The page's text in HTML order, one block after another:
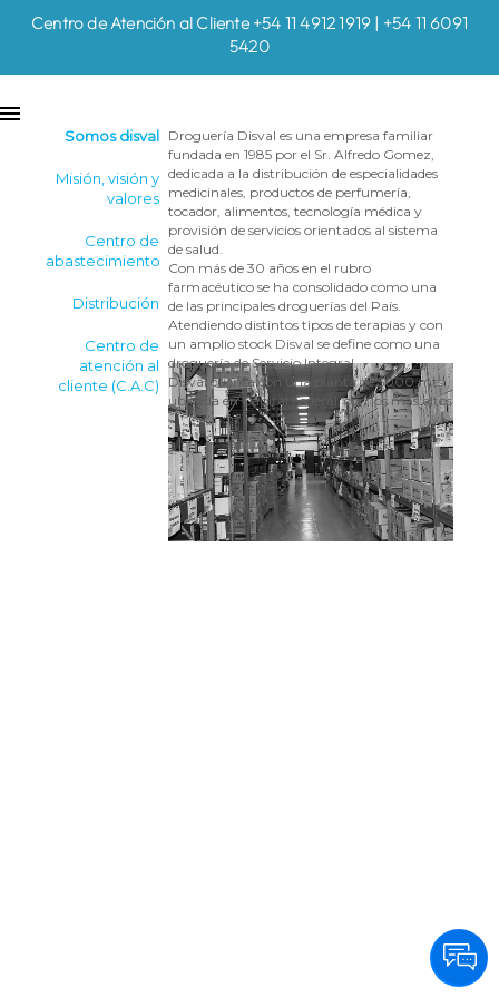
Centro de Atención al Cliente +54 11 4912 1919 | +54 11 6091
5420
Somos disval
Misión, visión y
valores
Centro de
abastecimiento
Distribución
Centro de
atención al
cliente (C.A.C)
Droguería Disval es una empresa familiar
fundada en 1985 por el Sr. Alfredo Gomez,
dedicada a la distribución de especialidades
medicinales, productos de perfumería,
tocador, alimentos, tecnología médica y
provisión de servicios orientados al sistema
de salud.
Con más de 30 años en el rubro
farmacéutico se ha consolidado como una
de las principales droguerías del País.
Atendiendo distintos tipos de terapias y con
un amplio stock Disval se define como una
droguería de Servicio Integral.
Disval cuenta con una planta de 5000 mts.,
ubicada en Capital Federal, con los más altos
estándares para el almacenamiento de
productos farmacéuticos, disponiendo de un
sistema robotizado de preparación de
pedidos. Su amplia flota propia de vehículos
propios le permite brindar un servicio de
eficiencia y calidad a sus clientes en Capital y
GBA, llegando además a todo el país en